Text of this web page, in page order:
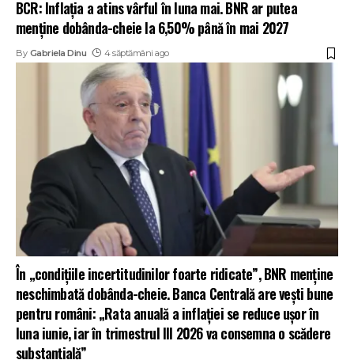
BCR: Inflația a atins vârful în luna mai. BNR ar putea
menține dobânda-cheie la 6,50% până în mai 2027
By Gabriela Dinu 4 săptămâni ago
În „condițiile incertitudinilor foarte ridicate”, BNR menține
neschimbată dobânda-cheie. Banca Centrală are vești bune
pentru români: „Rata anuală a inflației se reduce ușor în
luna iunie, iar în trimestrul III 2026 va consemna o scădere
substanțială”